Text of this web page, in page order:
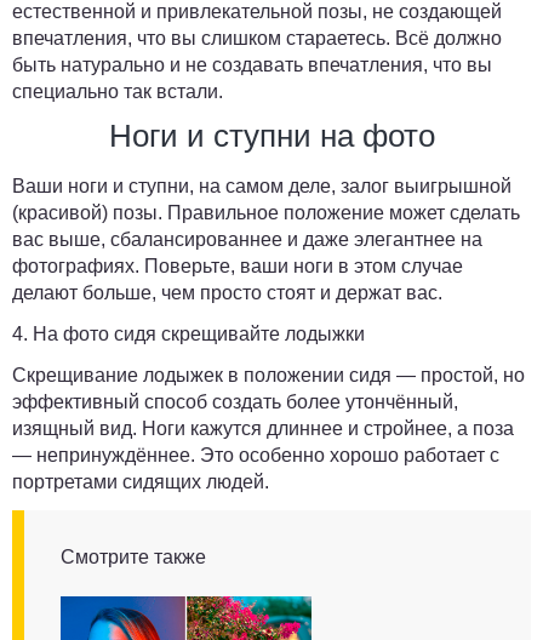
естественной и привлекательной позы, не создающей
впечатления, что вы слишком стараетесь. Всё должно
быть натурально и не создавать впечатления, что вы
специально так встали.
Ноги и ступни на фото
Ваши ноги и ступни, на самом деле, залог выигрышной
(красивой) позы. Правильное положение может сделать
вас выше, сбалансированнее и даже элегантнее на
фотографиях. Поверьте, ваши ноги в этом случае
делают больше, чем просто стоят и держат вас.
4. На фото сидя скрещивайте лодыжки
Скрещивание лодыжек в положении сидя — простой, но
эффективный способ создать более утончённый,
изящный вид. Ноги кажутся длиннее и стройнее, а поза
— непринуждённее. Это особенно хорошо работает с
портретами сидящих людей.
Смотрите также